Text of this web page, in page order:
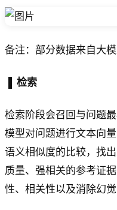
备注：部分数据来自大模
▐ 检索
检索阶段会召回与问题
模型对问题进行文本向
语义相似度的比较，找
质量、强相关的参考证
性、相关性以及消除幻觉